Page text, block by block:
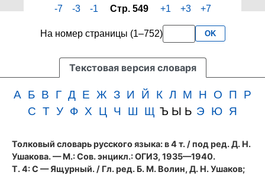
3
букв
подряд
четвертого
словаря
год)
-7 -3 -1 Стр. 549 +1 +3 +7
На номер страницы (1–752) OK
Текстовая версия словаря
А Б В Г Д Е Ж З И Й К Л М Н О П
Р
С Т У Ф Х Ц Ч Ш Щ Ъ Ы Ь Э Ю Я
Толковый словарь русского языка: в 4 т. / под ред. Д. Н.
Ушакова. — М.: Сов. энцикл.: ОГИЗ, 1935—1940.
Т. 4: С — Ящурный. / Гл. ред. Б. М. Волин, Д. Н. Ушаков;